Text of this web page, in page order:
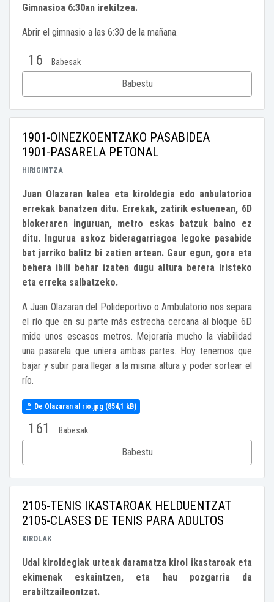
Gimnasioa 6:30an irekitzea.
Abrir el gimnasio a las 6:30 de la mañana.
16 Babesak
Babestu
1901-OINEZKOENTZAKO PASABIDEA
1901-PASARELA PETONAL
HIRIGINTZA
Juan Olazaran kalea eta kiroldegia edo anbulatorioa
errekak banatzen ditu. Errekak, zatirik estuenean, 6D
blokeraren inguruan, metro eskas batzuk baino ez
ditu. Ingurua askoz bideragarriagoa legoke pasabide
bat jarriko balitz bi zatien artean. Gaur egun, gora eta
behera ibili behar izaten dugu altura berera iristeko
eta erreka salbatzeko.
A Juan Olazaran del Polideportivo o Ambulatorio nos separa
el río que en su parte más estrecha cercana al bloque 6D
mide unos escasos metros. Mejoraría mucho la viabilidad
una pasarela que uniera ambas partes. Hoy tenemos que
bajar y subir para llegar a la misma altura y poder sortear el
río.
De Olazaran al rio.jpg (854,1 kB)
161 Babesak
Babestu
2105-TENIS IKASTAROAK HELDUENTZAT
2105-CLASES DE TENIS PARA ADULTOS
KIROLAK
Udal kiroldegiak urteak daramatza kirol ikastaroak eta
ekimenak eskaintzen, eta hau pozgarria da
erabiltzaileontzat.